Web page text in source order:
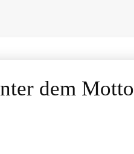
dem Motto